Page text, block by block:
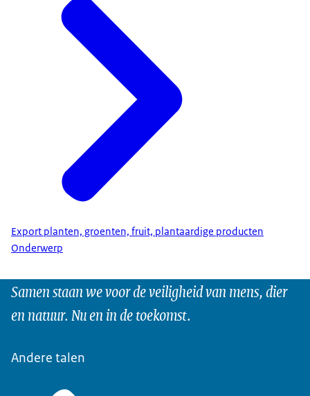
Export planten, groenten, fruit, plantaardige producten
Onderwerp
Samen staan we voor de veiligheid van mens, dier
en natuur. Nu en in de toekomst.
Andere talen